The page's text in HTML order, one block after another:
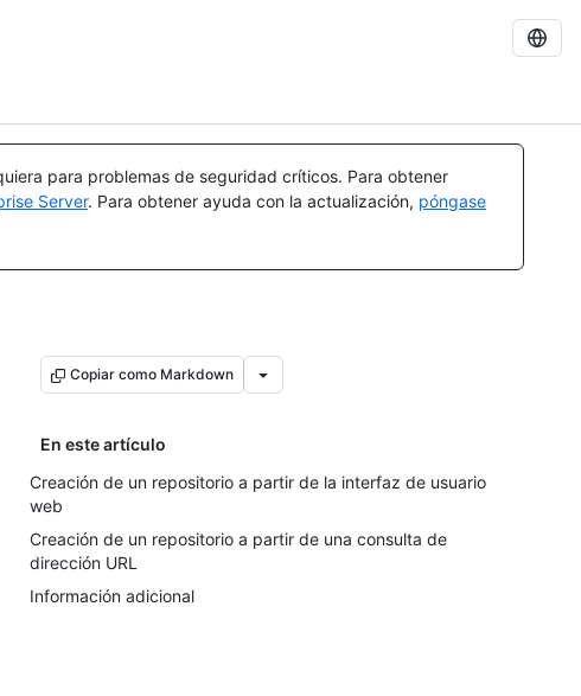
para problemas de seguridad críticos. Para obtener
Server. Para obtener ayuda con la actualización, póngase
Copiar como Markdown
En este artículo
Creación de un repositorio a partir de la interfaz de usuario
web
Creación de un repositorio a partir de una consulta de
dirección URL
Información adicional